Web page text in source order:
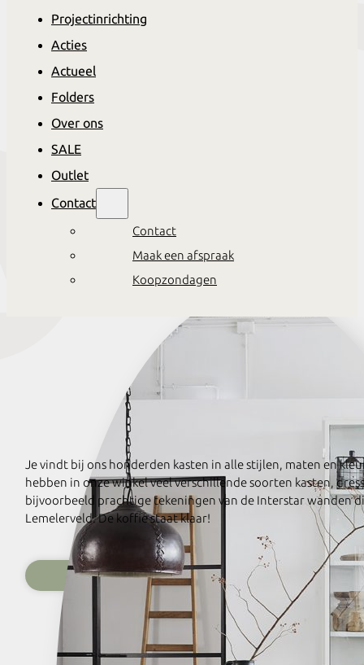
Projectinrichting
Acties
Actueel
Folders
Over ons
SALE
Outlet
Contact
Contact
Maak een afspraak
Koopzondagen
Alles in huis om jouw eigen
Je vindt bij ons honderden kasten in alle stijlen, maten en
hebben in onze winkel veel verschillende soorten kasten,
bijvoorbeeld prachtige tekeningen van de Interstar wanden
Lemelerveld. De koffie staat klaar!